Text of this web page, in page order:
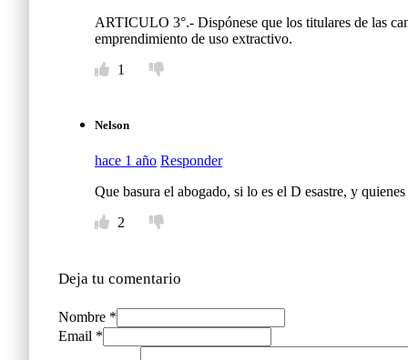
ARTICULO 3°.- Dispónese que los titulares de las
emprendimiento de uso extractivo.
1
Nelson
hace 1 año Responder
Que basura el abogado, si lo es el D esastre, y
2
Deja tu comentario
Nombre *
Email *